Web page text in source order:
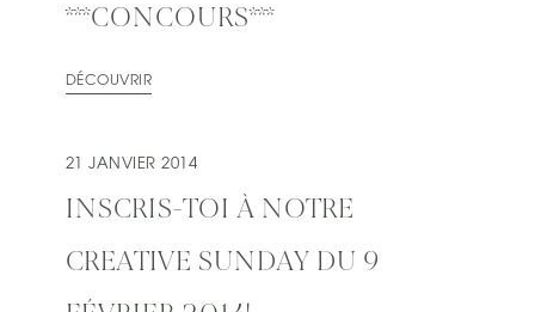
***CONCOURS***
DÉCOUVRIR
21 JANVIER 2014
INSCRIS-TOI À NOTRE
CREATIVE SUNDAY DU 9